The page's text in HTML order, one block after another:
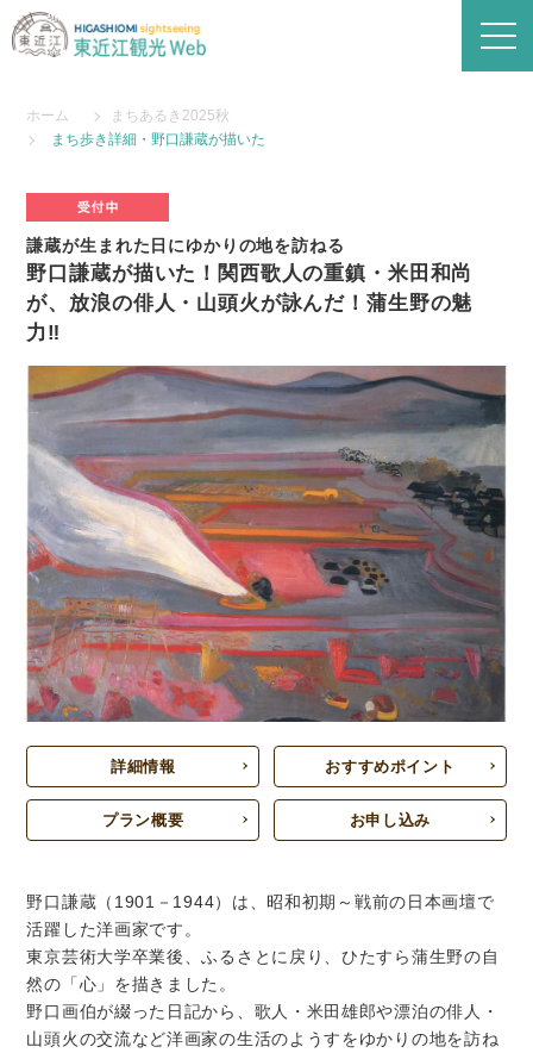
ホーム
まちあるき2025秋
まち歩き詳細・野口謙蔵が描いた
謙蔵が生まれた日にゆかりの地を訪ねる
野口謙蔵が描いた！関西歌人の重鎮・米田和尚
が、放浪の俳人・山頭火が詠んだ！蒲生野の魅
力‼
詳細情報 おすすめポイント
プラン概要 お申し込み
野口謙蔵（1901－1944）は、昭和初期～戦前の日本画壇で
活躍した洋画家です。
東京芸術大学卒業後、ふるさとに戻り、ひたすら蒲生野の自
然の「心」を描きました。
野口画伯が綴った日記から、歌人・米田雄郎や漂泊の俳人・
山頭火の交流など洋画家の生活のようすをゆかりの地を訪ね